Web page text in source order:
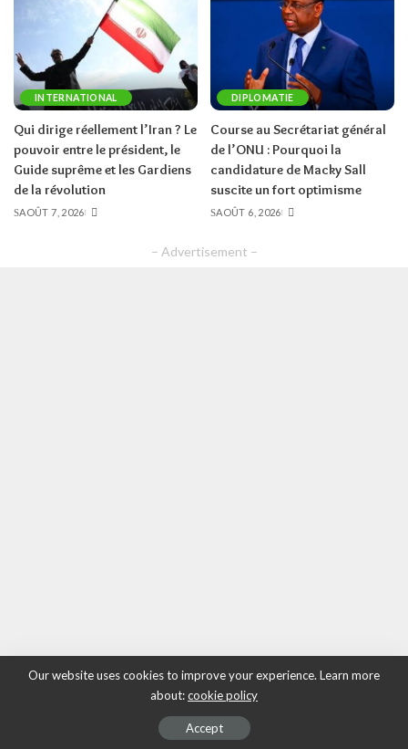
INTERNATIONAL
Qui dirige réellement l’Iran ? Le
pouvoir entre le président, le
Guide suprême et les Gardiens
de la révolution
AOÛT 7, 2026
DIPLOMATIE
Course au Secrétariat général
de l’ONU : Pourquoi la
candidature de Macky Sall
suscite un fort optimisme
AOÛT 6, 2026
– Advertisement –
Our website uses cookies to improve your experience. Learn more
about:cookie policy
Accept